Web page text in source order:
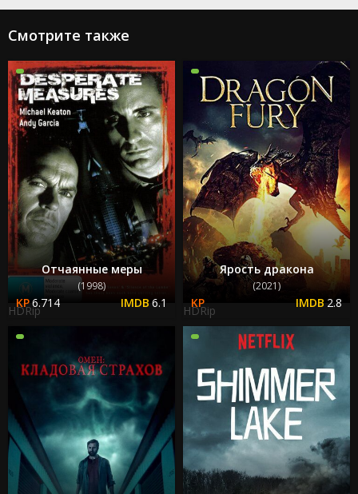
Смотрите также
Отчаянные меры
(1998)
6.714 6.1
HDRip
Ярость дракона
(2021)
2.8
HDRip